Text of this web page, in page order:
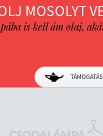
MOSOLYT
is kell ám olaj,
TÁMOGATÁS